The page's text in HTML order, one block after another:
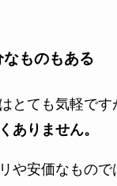
ものもある
とても気軽です
ありません。
や安価なもの